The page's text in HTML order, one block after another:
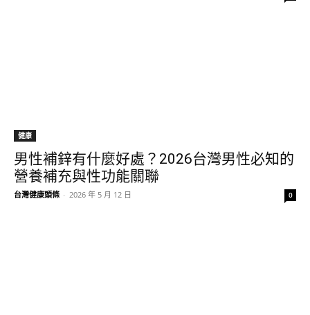
健康
男性補鋅有什麼好處？2026台灣男性必知的
營養補充與性功能關聯
台灣健康頭條 - 2026 年 5 月 12 日 0